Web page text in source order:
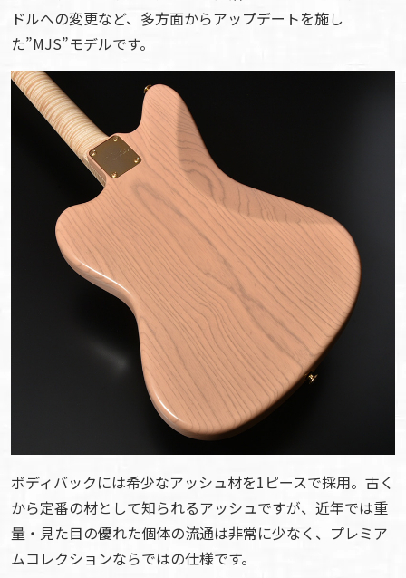
ドルへの変更など、多方面からアップデートを施し
た”MJS”モデルです。
ボディバックには希少なアッシュ材を1ピースで採用。古く
から定番の材として知られるアッシュですが、近年では重
量・見た目の優れた個体の流通は非常に少なく、プレミア
ムコレクションならではの仕様です。